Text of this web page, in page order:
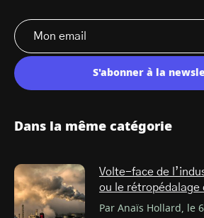
S'abonner à la
Dans la même catégorie
Volte-face de
ou le rétropédalage
Par Anaïs Hollard, le